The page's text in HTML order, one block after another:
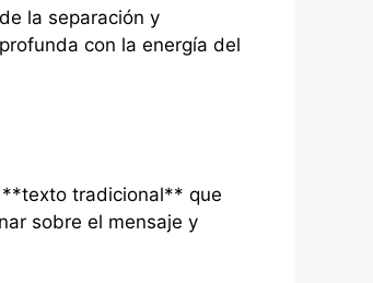
la separación y
con la energía del
**texto tradicional** que
sobre el mensaje y